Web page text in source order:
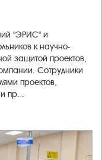
"ЭРИС" и
к научно-
защитой проектов,
Сотрудники
проектов,
пр...